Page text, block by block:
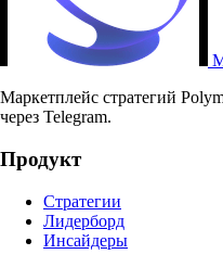
Маркетплейс стратегий
через Telegram.
Продукт
Стратегии
Лидерборд
Инсайдеры